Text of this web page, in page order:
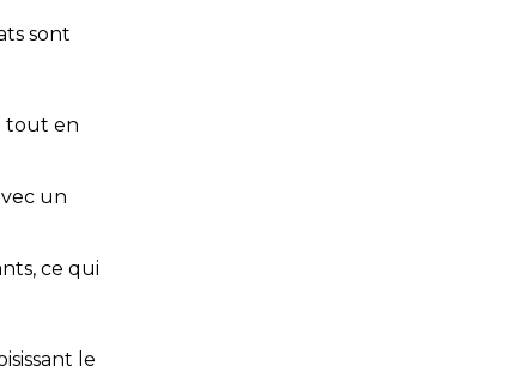
sont
tout en
un
ce qui
le